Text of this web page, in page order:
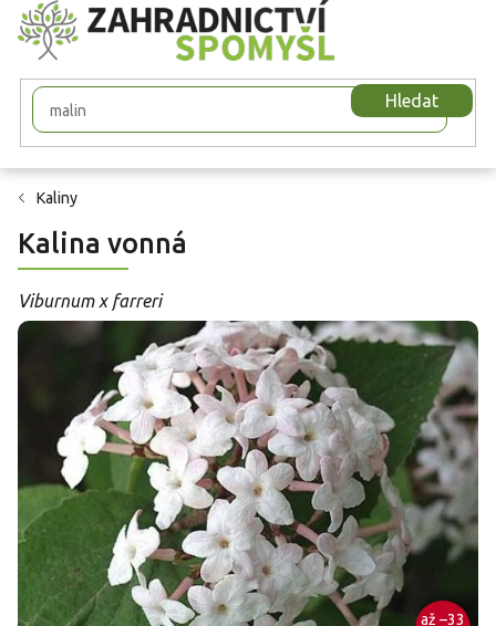
Přejít
na
obsah
Hledat
Kaliny
Kalina vonná
Viburnum x farreri
až –33